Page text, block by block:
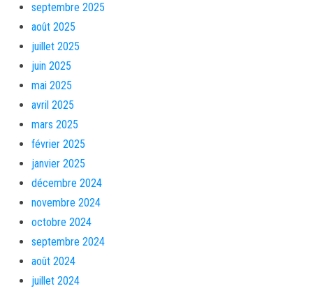
septembre 2025
août 2025
juillet 2025
juin 2025
mai 2025
avril 2025
mars 2025
février 2025
janvier 2025
décembre 2024
novembre 2024
octobre 2024
septembre 2024
août 2024
juillet 2024